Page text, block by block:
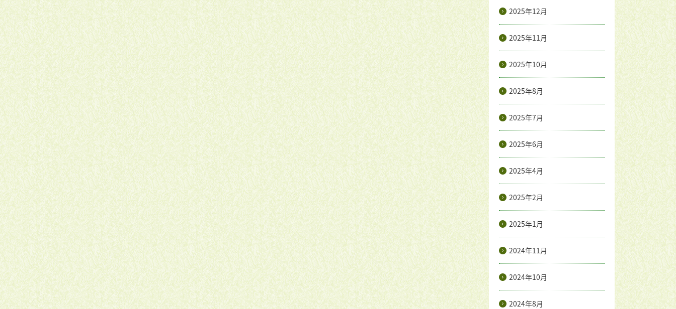
2025年12月
2025年11月
2025年10月
2025年8月
2025年7月
2025年6月
2025年4月
2025年2月
2025年1月
2024年11月
2024年10月
2024年8月